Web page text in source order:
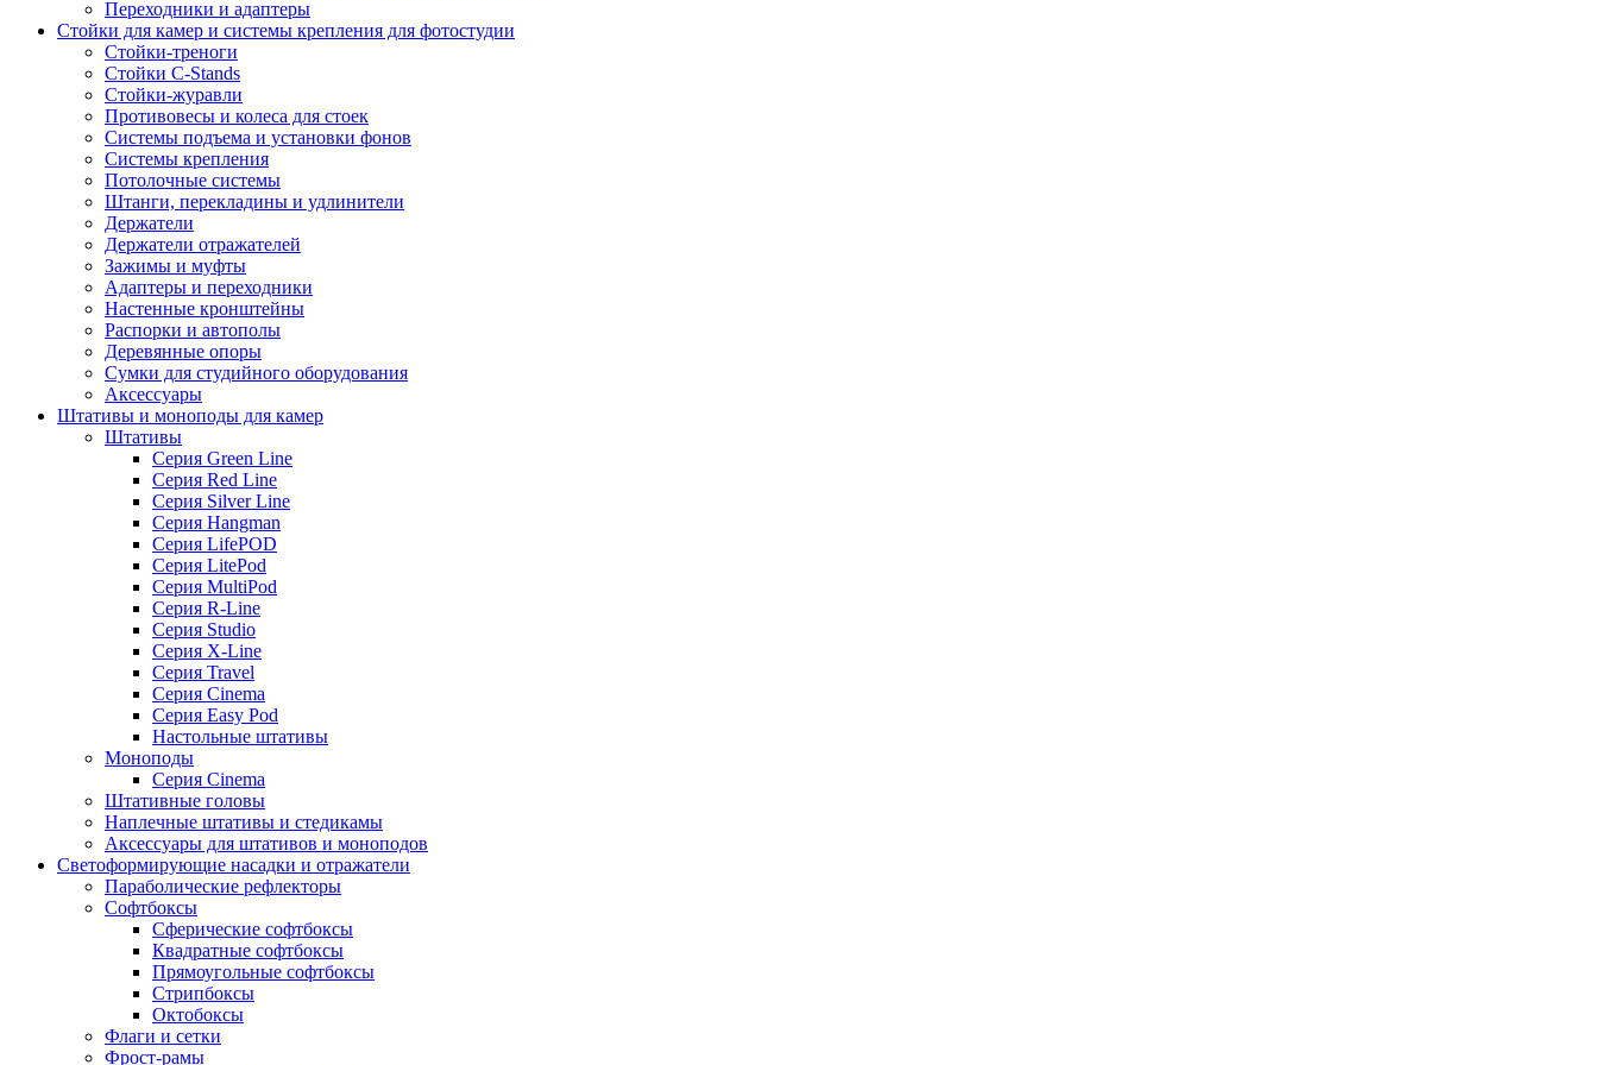
Переходники и адаптеры
Стойки для камер и системы крепления для фотостудии
Стойки-треноги
Стойки C-Stands
Стойки-журавли
Противовесы и колеса для стоек
Системы подъема и установки фонов
Системы крепления
Потолочные системы
Штанги, перекладины и удлинители
Держатели
Держатели отражателей
Зажимы и муфты
Адаптеры и переходники
Настенные кронштейны
Распорки и автополы
Деревянные опоры
Сумки для студийного оборудования
Аксессуары
Штативы и моноподы для камер
Штативы
Серия Green Line
Серия Red Line
Серия Silver Line
Серия Hangman
Серия LifePOD
Серия LitePod
Серия MultiPod
Серия R-Line
Серия Studio
Серия X-Line
Серия Travel
Серия Cinema
Серия Easy Pod
Настольные штативы
Моноподы
Серия Cinema
Штативные головы
Наплечные штативы и стедикамы
Аксессуары для штативов и моноподов
Светоформирующие насадки и отражатели
Параболические рефлекторы
Софтбоксы
Сферические софтбоксы
Квадратные софтбоксы
Прямоугольные софтбоксы
Стрипбоксы
Октобоксы
Флаги и сетки
Фрост-рамы